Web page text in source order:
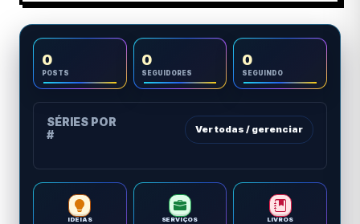
0
POSTS
0
SEGUIDORES
0
SEGUINDO
SÉRIES POR
#
Ver todas / gerenciar
IDEIAS SERVIÇOS LIVROS